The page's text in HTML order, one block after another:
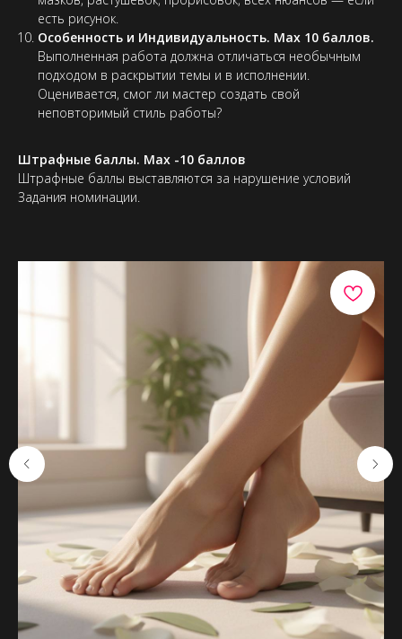
есть рисунок.
Особенность и Индивидуальность. Max 10 баллов.
Выполненная работа должна отличаться необычным
подходом в раскрытии темы и в исполнении.
Оценивается, смог ли мастер создать свой
неповторимый стиль работы?
Штрафные баллы. Max -10 баллов
Штрафные баллы выставляются за нарушение условий
Задания номинации.